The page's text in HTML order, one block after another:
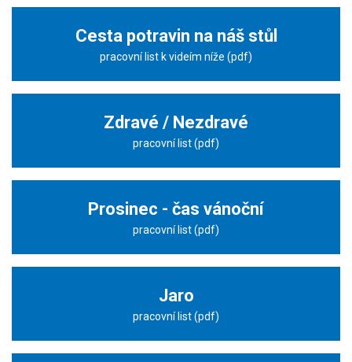
Cesta potravin na náš stůl
pracovní list k videím níže (pdf)
Zdravé / Nezdravé
pracovní list (pdf)
Prosinec - čas vánoční
pracovní list (pdf)
Jaro
pracovní list (pdf)